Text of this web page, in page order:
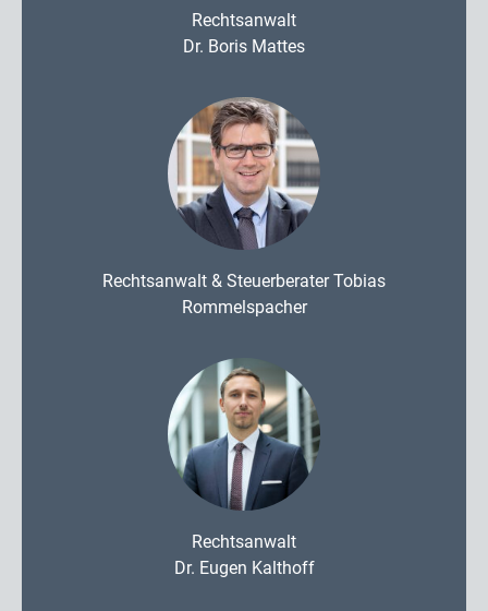
Rechtsanwalt
Dr. Boris Mattes
Rechtsanwalt & Steuerberater Tobias
Rommelspacher
Rechtsanwalt
Dr. Eugen Kalthoff